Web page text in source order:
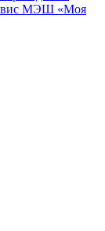
МЭШ «Моя